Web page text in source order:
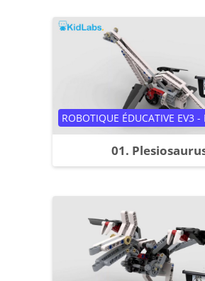
01.
Catégorie de cours
ROBOTIQUE ÉDUCATIVE EV3 -